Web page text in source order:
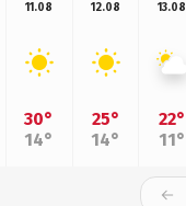
11.08
30°
14°
12.08
25°
14°
13.08
22°
11°